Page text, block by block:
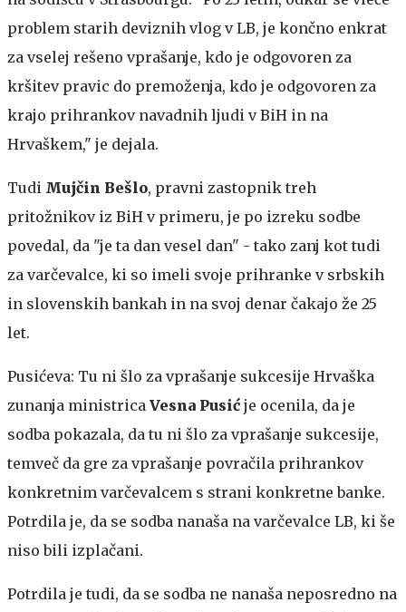
problem starih deviznih vlog v LB, je končno enkrat
za vselej rešeno vprašanje, kdo je odgovoren za
kršitev pravic do premoženja, kdo je odgovoren za
krajo prihrankov navadnih ljudi v BiH in na
Hrvaškem," je dejala.
Tudi Mujčin Bešlo, pravni zastopnik treh
pritožnikov iz BiH v primeru, je po izreku sodbe
povedal, da "je ta dan vesel dan" - tako zanj kot tudi
za varčevalce, ki so imeli svoje prihranke v srbskih
in slovenskih bankah in na svoj denar čakajo že 25
let.
Pusićeva: Tu ni šlo za vprašanje sukcesije Hrvaška
zunanja ministrica Vesna Pusić je ocenila, da je
sodba pokazala, da tu ni šlo za vprašanje sukcesije,
temveč da gre za vprašanje povračila prihrankov
konkretnim varčevalcem s strani konkretne banke.
Potrdila je, da se sodba nanaša na varčevalce LB, ki še
niso bili izplačani.
Potrdila je tudi, da se sodba ne nanaša neposredno na